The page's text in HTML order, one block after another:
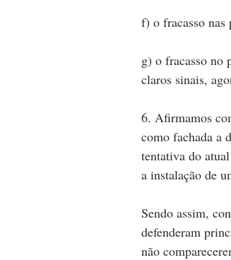
f) o fracasso nas
g) o fracasso no
claros sinais,
6. Afirmamos
como fachada a
tentativa do
a instalação de
Sendo assim,
defenderam
não